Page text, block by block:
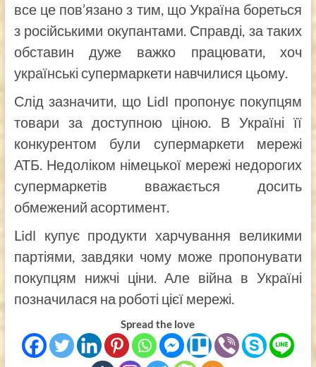
все це пов’язано з тим, що Україна бореться
з російськими окупантами. Справді, за таких
обставин дуже важко працювати, хоч
українські супермаркети навчилися цьому.
Слід зазначити, що Lidl пропонує покупцям
товари за доступною ціною. В Україні її
конкурентом були супермаркети мережі
АТБ. Недоліком німецької мережі недорогих
супермаркетів вважається досить
обмежений асортимент.
Lidl купує продукти харчування великими
партіями, завдяки чому може пропонувати
покупцям нижчі ціни. Але війна в Україні
позначилася на роботі цієї мережі.
Spread the love